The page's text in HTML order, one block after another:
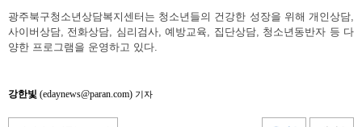
광주북구청소년상담복지센터는 청소년들의 건강한 성장을 위해 개인상담,
사이버상담, 전화상담, 심리검사, 예방교육, 집단상담, 청소년동반자 등 다
양한 프로그램을 운영하고 있다.
강한빛 (edaynews@paran.com) 기자